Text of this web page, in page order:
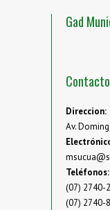
Gad
Direccion:
Av.
Teléfonos:
(07) 2740-
(07) 2740-